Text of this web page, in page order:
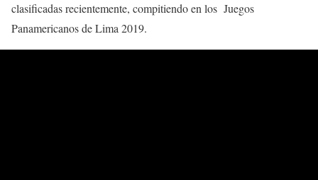
clasificadas recientemente, compitiendo en los Juegos
Panamericanos de Lima 2019.